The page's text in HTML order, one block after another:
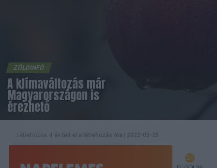
ZÖLDINFÓ
A klímaváltozás már
Magyarországon is
érezhető
Létrehozva: 4 év telt el a létrehozás óta 2022-05-25